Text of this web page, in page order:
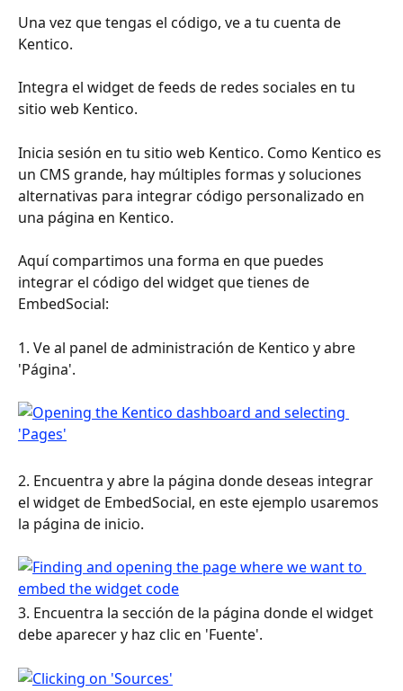
Una vez que tengas el código, ve a tu cuenta de
Kentico.
Integra el widget de feeds de redes sociales en tu
sitio web Kentico.
Inicia sesión en tu sitio web Kentico. Como Kentico es
un CMS grande, hay múltiples formas y soluciones
alternativas para integrar código personalizado en
una página en Kentico.
Aquí compartimos una forma en que puedes
integrar el código del widget que tienes de
EmbedSocial:
1. Ve al panel de administración de Kentico y abre
'Página'.
2. Encuentra y abre la página donde deseas integrar
el widget de EmbedSocial, en este ejemplo usaremos
la página de inicio.
3. Encuentra la sección de la página donde el widget
debe aparecer y haz clic en 'Fuente'.